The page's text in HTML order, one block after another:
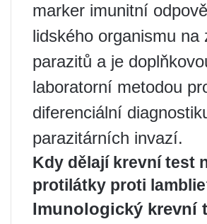
marker imunitní
lidského organismu na
parazitů a je
laboratorní metodou
diferenciální
parazitárních invazí.
Kdy dělají krevní test
protilátky proti
Imunologický krevní